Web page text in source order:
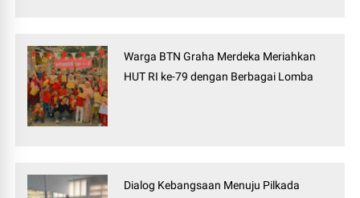
Warga BTN Graha Merdeka Meriahkan
HUT RI ke-79 dengan Berbagai Lomba
Dialog Kebangsaan Menuju Pilkada